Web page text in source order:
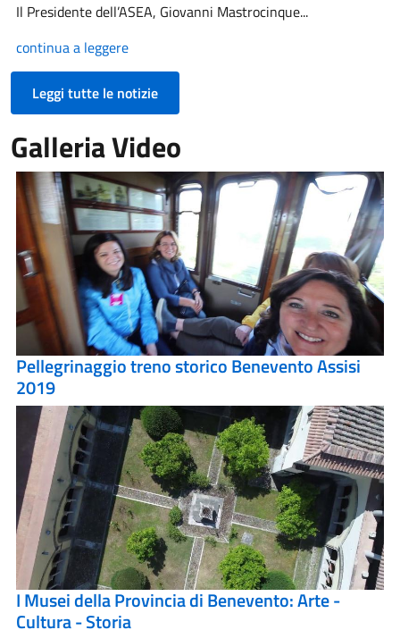
Il Presidente dell’ASEA, Giovanni Mastrocinque...
continua a leggere
Leggi tutte le notizie
Galleria Video
Pellegrinaggio treno storico Benevento Assisi
2019
I Musei della Provincia di Benevento: Arte -
Cultura - Storia